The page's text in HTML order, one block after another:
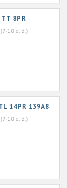
8PR
(7-10 d. d.)
14PR 139A8
(7-10 d. d.)